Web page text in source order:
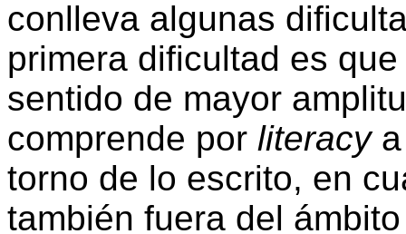
conlleva algunas
primera dificultad es
sentido de mayor
comprende por literacya
torno de lo escrito, en
también fuera del